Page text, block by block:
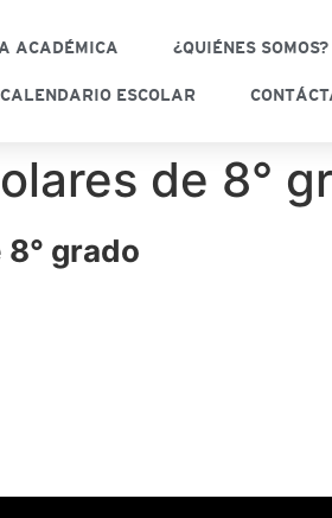
ACADÉMICA ¿QUIÉNES SOMOS?
CALENDARIO ESCOLAR
de 8°
grado